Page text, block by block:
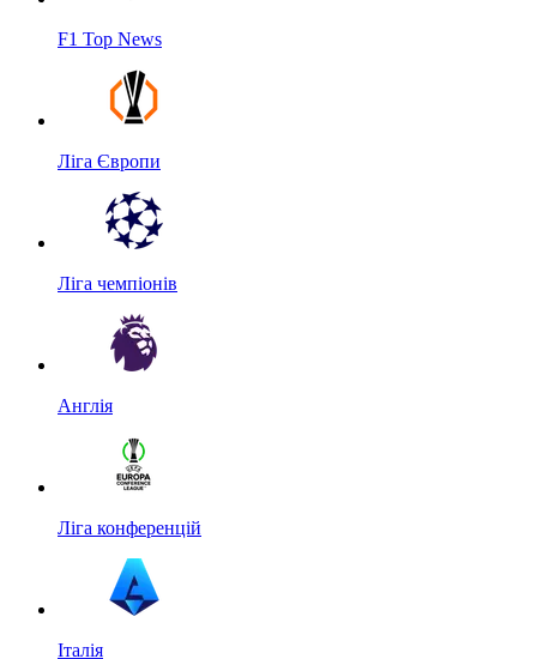
F1 Top News
Ліга Європи
Ліга чемпіонів
Англія
Ліга конференцій
Італія